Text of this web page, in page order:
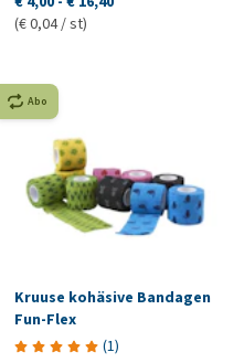
(€ 0,04 / st)
Abo
Kruuse kohäsive Bandagen
Fun-Flex
(1)